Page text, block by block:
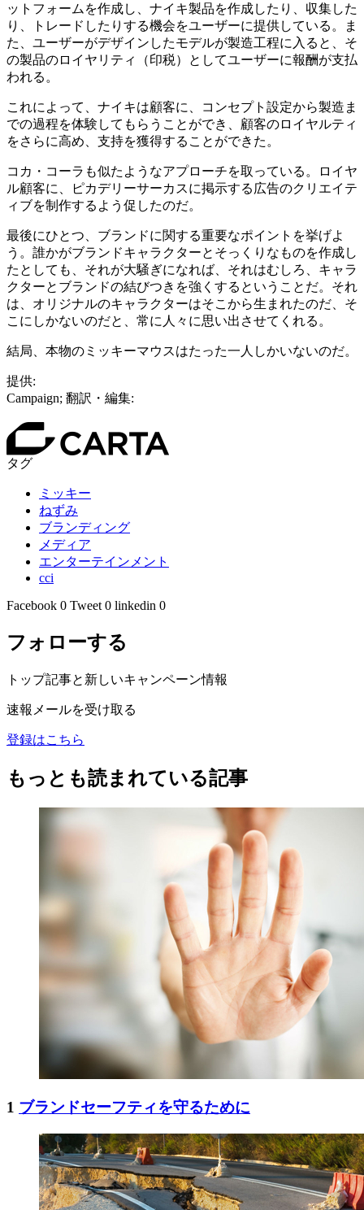
ットフォームを作成し、ナイキ製品を作成したり、収集した
り、トレードしたりする機会をユーザーに提供している。ま
た、ユーザーがデザインしたモデルが製造工程に入ると、そ
の製品のロイヤリティ（印税）としてユーザーに報酬が支払
われる。
これによって、ナイキは顧客に、コンセプト設定から製造ま
での過程を体験してもらうことができ、顧客のロイヤルティ
をさらに高め、支持を獲得することができた。
コカ・コーラも似たようなアプローチを取っている。ロイヤ
ル顧客に、ピカデリーサーカスに掲示する広告のクリエイテ
ィブを制作するよう促したのだ。
最後にひとつ、ブランドに関する重要なポイントを挙げよ
う。誰かがブランドキャラクターとそっくりなものを作成し
たとしても、それが大騒ぎになれば、それはむしろ、キャラ
クターとブランドの結びつきを強くするということだ。それ
は、オリジナルのキャラクターはそこから生まれたのだ、そ
こにしかないのだと、常に人々に思い出させてくれる。
結局、本物のミッキーマウスはたった一人しかいないのだ。
提供:
Campaign; 翻訳・編集:
タグ
ミッキー
ねずみ
ブランディング
メディア
エンターテインメント
cci
Facebook 0 Tweet 0 linkedin 0
フォローする
トップ記事と新しいキャンペーン情報
速報メールを受け取る
登録はこちら
もっとも読まれている記事
1 ブランドセーフティを守るために